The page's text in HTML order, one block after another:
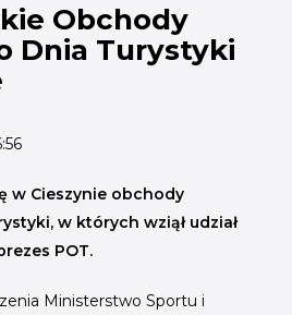
AKADEMIA
I WSPARCIE
BRANŻOWE
I EVENTY
Obchody
Dnia Turystyki
w Cieszynie obchody
w których wziął udział
POT.
Ministerstwo Sportu i